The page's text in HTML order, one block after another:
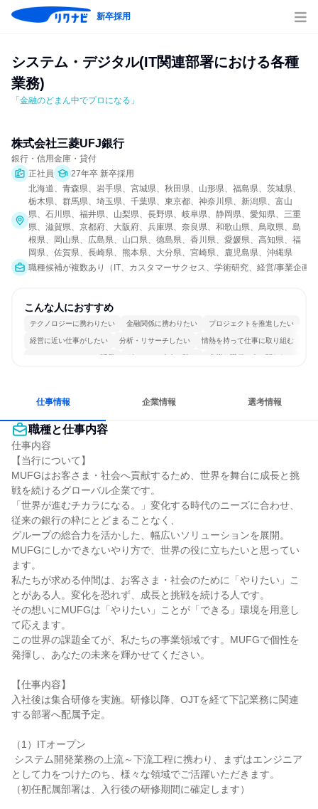
新卒採用
システム・デジタル(IT関連部署における各種
業務)
「金融のどまん中でプロになる」
株式会社三菱UFJ銀行
銀行・信用金庫・貸付
正社員
27年卒 新卒採用
北海道、青森県、岩手県、宮城県、秋田県、山形県、福島県、茨城県、
栃木県、群馬県、埼玉県、千葉県、東京都、神奈川県、新潟県、富山
県、石川県、福井県、山梨県、長野県、岐阜県、静岡県、愛知県、三重
県、滋賀県、京都府、大阪府、兵庫県、奈良県、和歌山県、鳥取県、島
根県、岡山県、広島県、山口県、徳島県、香川県、愛媛県、高知県、福
岡県、佐賀県、長崎県、熊本県、大分県、宮崎県、鹿児島県、沖縄県
職種候補が複数あり（IT、カスタマーサクセス、学術研究、経営/事業企
こんな人におすすめ
テクノロジーに携わりたい 金融関係に携わりたい プロジェクトを推進したい
経営に近い仕事がしたい 分析・リサーチしたい 情熱を持って仕事に取り組む
コミュニケーションが活発 グローバル志向が強い 多様な職種の人と関われる
仕事情報 企業情報 選考情報
職種と仕事内容
仕事内容
【当行について】
MUFGはお客さま・社会へ貢献するため、世界を舞台に成長と挑
戦を続けるグローバル企業です。
「世界が進むチカラになる。」変化する時代のニーズに合わせ、
従来の銀行の枠にとどまることなく、
グループの総合力を活かした、幅広いソリューションを展開。
MUFGにしかできないやり方で、世界の役に立ちたいと思ってい
ます。
私たちが求める仲間は、お客さま・社会のために「やりたい」こ
とがある人。変化を恐れず、成長と挑戦を続ける人です。
その想いにMUFGは「やりたい」ことが「できる」環境を用意し
て応えます。
この世界の課題全てが、私たちの事業領域です。MUFGで個性を
発揮し、あなたの未来を輝かせてください。
【仕事内容】
入社後は集合研修を実施。研修以降、OJTを経て下記業務に関連
する部署へ配属予定。
（1）ITオープン
として力をつけたのち、様々な領域でご活躍いただきます。
（初任配属部署は、入行後の研修期間に確定します）